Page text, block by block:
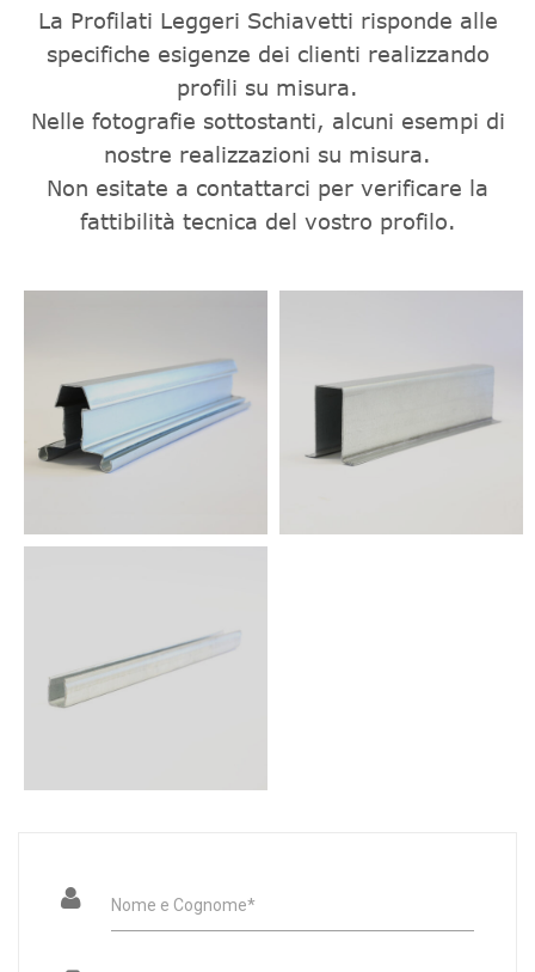
La Profilati Leggeri Schiavetti risponde alle
specifiche esigenze dei clienti realizzando
profili su misura.
Nelle fotografie sottostanti, alcuni esempi di
nostre realizzazioni su misura.
Non esitate a contattarci per verificare la
fattibilità tecnica del vostro profilo.
Nome e Cognome*